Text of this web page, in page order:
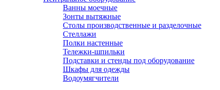
Ванны моечные
Зонты вытяжные
Столы производственные и разделочные
Стеллажи
Полки настенные
Тележки-шпильки
Подставки и стенды под оборудование
Шкафы для одежды
Водоумягчители